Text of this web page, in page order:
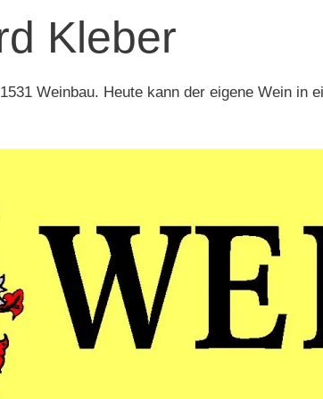
Kleber
Weinbau. Heute kann der eigene Wein in